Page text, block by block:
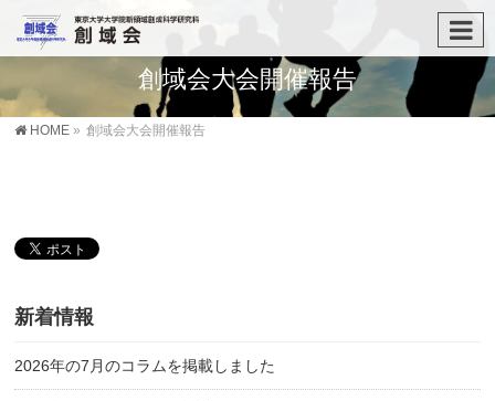
創域会大会開催報告
HOME » 創域会大会開催報告
新着情報
2026年の7月のコラムを掲載しました